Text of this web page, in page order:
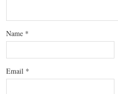
Name *
Email *